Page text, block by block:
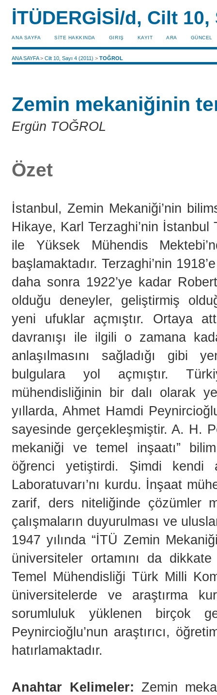
İTÜDERGİSİ/d, Cilt 10,
ANA SAYFA SİTE HAKKINDA GIRIŞ KAYIT ARA GÜNCEL
ANA SAYFA>Cilt 10, Sayı 4 (2011) >TOĞROL
Zemin mekaniğinin
Ergün TOĞROL
Özet
İstanbul, Zemin Mekaniği’nin
Hikaye, Karl Terzaghi’nin İstanbul
ile Yüksek Mühendis
başlamaktadır. Terzaghi’nin
daha sonra 1922’ye kadar
olduğu deneyler, geliştirmiş
yeni ufuklar açmıştır. Ortaya
davranışı ile ilgili o zamana
anlaşılmasını sağladığı gibi
bulgulara yol açmıştır.
mühendisliğinin bir dalı olarak
yıllarda, Ahmet Hamdi
sayesinde gerçekleşmiştir. A. H.
mekaniği ve temel inşaatı”
öğrenci yetiştirdi. Şimdi kendi
Laboratuvarı’nı kurdu. İnşaat
zarif, ders niteliğinde çözümler
çalışmaların duyurulması ve
1947 yılında “İTÜ Zemin
üniversiteler ortamını da
Temel Mühendisliği Türk Milli
üniversitelerde ve araştırma
sorumluluk yüklenen birçok
Peynircioğlu’nun araştırıcı,
hatırlamaktadır.
Anahtar Kelimeler: Zemin